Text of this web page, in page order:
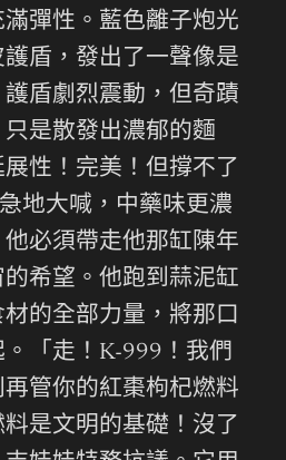
彈性。藍色離子炮光
盾，發出了一聲像是
盾劇烈震動，但奇蹟
是散發出濃郁的麵
性！完美！但撐不了
地大喊，中藥味更濃
他必須帶走他那缸陳年
希望。他跑到蒜泥缸
的全部力量，將那口
「走！K-999！我們
管你的紅棗枸杞燃料
是文明的基礎！沒了